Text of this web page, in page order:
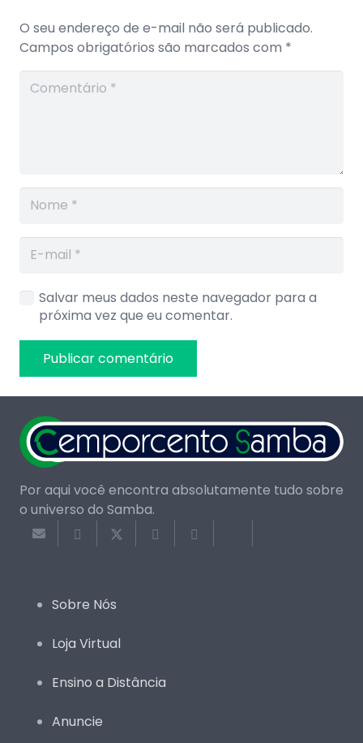
O seu endereço de e-mail não será publicado.
Campos obrigatórios são marcados com *
Salvar meus dados neste navegador para a
próxima vez que eu comentar.
Publicar comentário
Por aqui você encontra absolutamente tudo sobre
o universo do Samba.
Sobre Nós
Loja Virtual
Ensino a Distância
Anuncie